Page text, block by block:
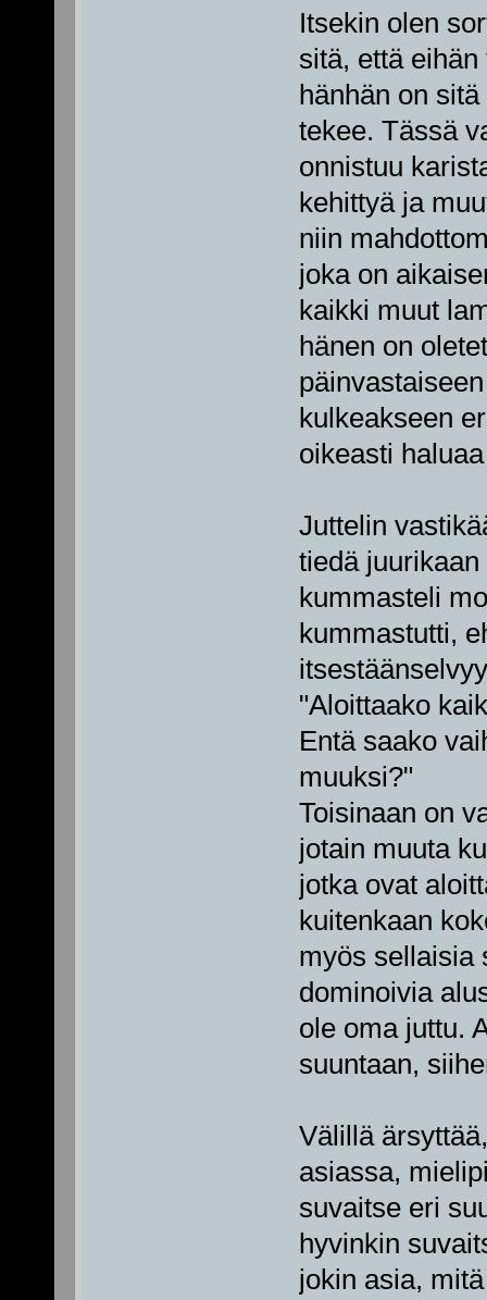
Itsekin olen
sitä, että
hänhän on
tekee. Tässä
onnistuu
kehittyä ja
niin
joka on
kaikki muut
hänen on
kulkeakseen
oikeasti
Juttelin
tiedä
kummasteli
kummastutti,
"Aloittaako
Entä saako
muuksi?"
Toisinaan on
jotain muuta
jotka ovat
kuitenkaan
myös sellaisia
dominoivia
ole oma juttu.
suuntaan,
Välillä
asiassa,
suvaitse eri
hyvinkin
jokin asia,